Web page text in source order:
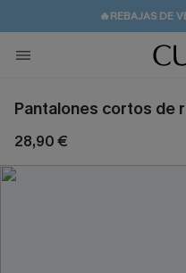
👒PROMOCIÓN DE
🚚ENVÍO
Pantalones cortos de
28,90 €